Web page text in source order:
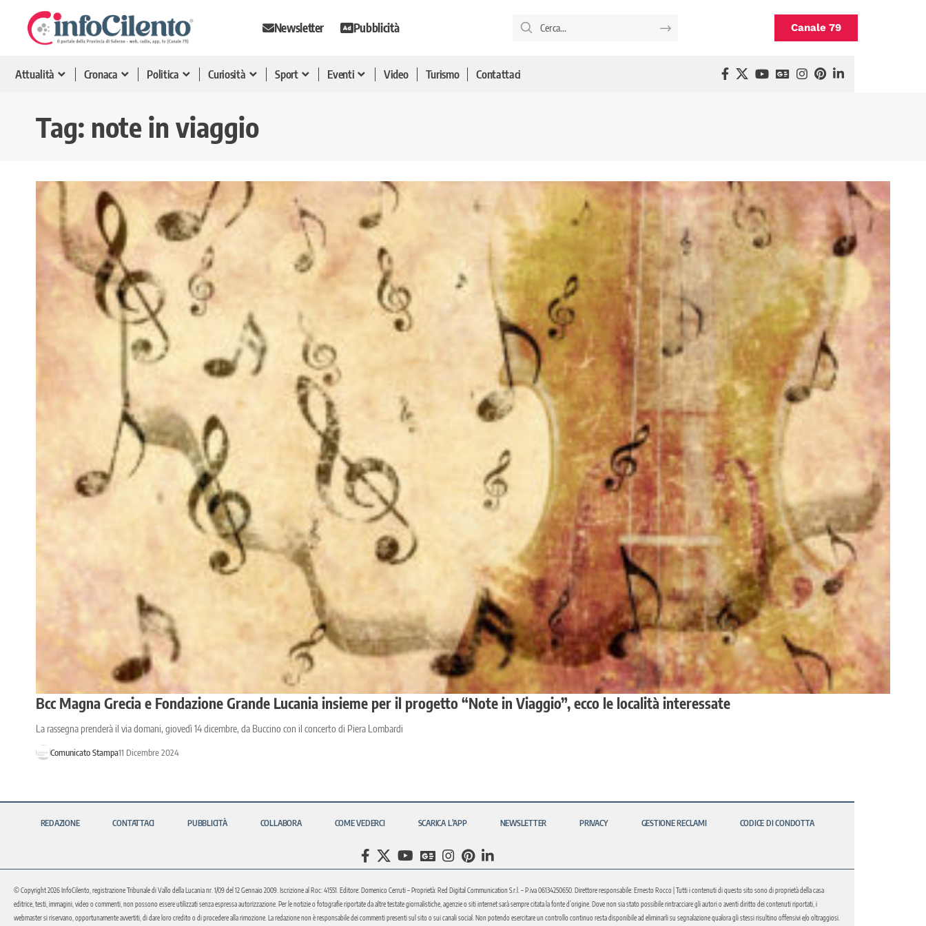
Newsletter Pubblicità Canale 79
Attualità Cronaca Politica Curiosità Sport Eventi Video Turismo Contattaci
Tag: note in viaggio
Bcc Magna Grecia e Fondazione Grande Lucania insieme per il progetto “Note in Viaggio”, ecco le località interessate
La rassegna prenderà il via domani, giovedì 14 dicembre, da Buccino con il concerto di Piera Lombardi
Comunicato Stampa11 Dicembre 2024
REDAZIONE CONTATTACI PUBBLICITÀ COLLABORA COME VEDERCI SCARICA L’APP NEWSLETTER PRIVACY GESTIONE RECLAMI CODICE DI CONDOTTA
© Copyright 2026 InfoCilento, registrazione Tribunale di Vallo della Lucania nr. 1/09 del 12 Gennaio 2009. Iscrizione al Roc: 41551. Editore: Domenico Cerruti – Proprietà: Red Digital Communication S.r.l. – P.iva 06134250650. Direttore responsabile: Ernesto Rocco | Tutti i contenuti di questo sito sono di proprietà della casa
editrice, testi, immagini, video o commenti, non possono essere utilizzati senza espressa autorizzazione. Per le notizie o fotografie riportate da altre testate giornalistiche, agenzie o siti internet sarà sempre citata la fonte d’origine. Dove non sia stato possibile rintracciare gli autori o aventi diritto dei contenuti riportati, i
webmaster si riservano, opportunamente avvertiti, di dare loro credito o di procedere alla rimozione. La redazione non è responsabile dei commenti presenti sul sito o sui canali social. Non potendo esercitare un controllo continuo resta disponibile ad eliminarli su segnalazione qualora gli stessi risultino offensivi e/o oltraggiosi.